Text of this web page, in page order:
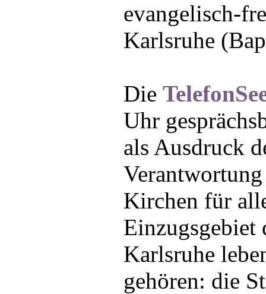
evangelisch-
Karlsruhe
Die
Uhr
als Ausdruck
Kirchen für
Einzugsgebiet
Karlsruhe
gehören: die